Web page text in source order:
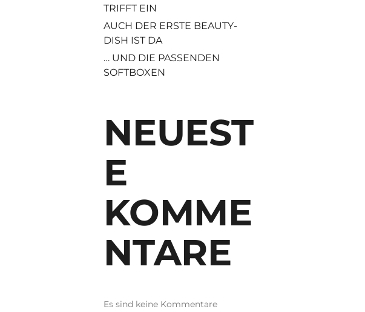
TRIFFT EIN
AUCH DER ERSTE BEAUTY-
DISH IST DA
… UND DIE PASSENDEN
SOFTBOXEN
NEUEST
E
KOMME
NTARE
Es sind keine Kommentare